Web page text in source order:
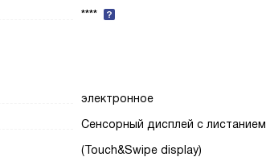
****
электронное
Сенсорный дисплей с листанием
(Touch&Swipe display)